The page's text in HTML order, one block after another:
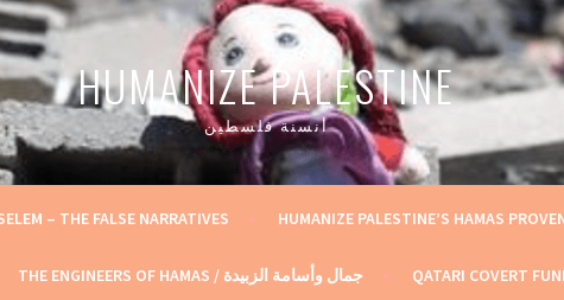
HUMANIZE PALESTINE
أنسنة فلسطين
– THE FALSE NARRATIVES HUMANIZE PALESTINE’S HAMAS
THE ENGINEERS OF HAMAS / جمال وأسامة الزبيدة QATARI COVERT